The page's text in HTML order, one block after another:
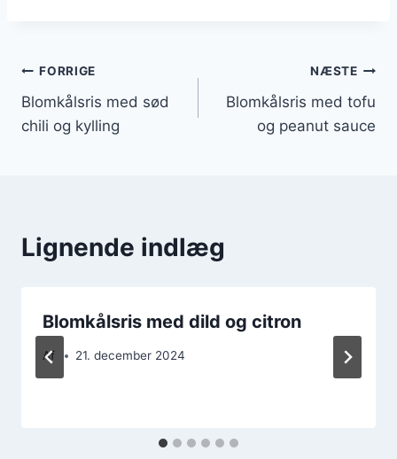
Indlægsnavigation
FORRIGE
Blomkålsris med sød
chili og kylling
NÆSTE
Blomkålsris med tofu
og peanut sauce
Lignende indlæg
Blomkålsris med dild og citron
Af 21. december 2024